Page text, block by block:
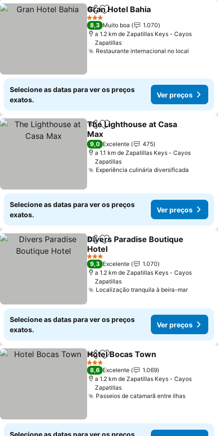
PartilharAdicionar aos favoritos
Gran Hotel Bahia
3 Estrelas
8,3 Muito boa
1.070
a 1.2 km de Zapatillas Keys - Cayos
Zapatillas
Restaurante internacional no local
Selecione as datas para ver os preços
exatos.
Ver preços
PartilharAdicionar aos favoritos
The Lighthouse at Casa
Max
Ver preços
9,0 Excelente
475
a 1.1 km de Zapatillas Keys - Cayos
Zapatillas
Experiência culinária diversificada
Selecione as datas para ver os preços
exatos.
Ver preços
PartilharAdicionar aos favoritos
Divers Paradise Boutique
Hotel
Ver preços
3 Estrelas
9,3 Excelente
1.070
a 1.2 km de Zapatillas Keys - Cayos
Zapatillas
Localização tranquila à beira-marVer
Selecione as datas para ver os preços
exatos.
Ver preços
PartilharAdicionar aos favoritos
Hotel Bocas Town
3 Estrelas
8,6 Excelente
1.069
a 1.2 km de Zapatillas Keys - Cayos
Zapatillas
Passeios de catamarã entre ilhasVer
Selecione as datas para ver os preços